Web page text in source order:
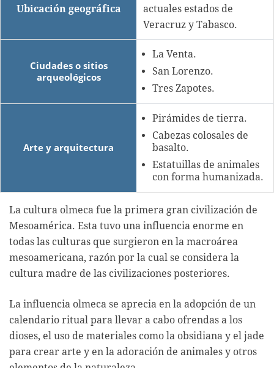
Ubicación geográfica
actuales estados de
Veracruz y Tabasco.
Ciudades o sitios
arqueológicos
La Venta.
San Lorenzo.
Tres Zapotes.
Arte y arquitectura
Pirámides de tierra.
Cabezas colosales de
basalto.
Estatuillas de animales
con forma humanizada.
La cultura olmeca fue la primera gran civilización de
Mesoamérica. Esta tuvo una influencia enorme en
todas las culturas que surgieron en la macroárea
mesoamericana, razón por la cual se considera la
cultura madre de las civilizaciones posteriores.
La influencia olmeca se aprecia en la adopción de un
calendario ritual para llevar a cabo ofrendas a los
dioses, el uso de materiales como la obsidiana y el jade
para crear arte y en la adoración de animales y otros